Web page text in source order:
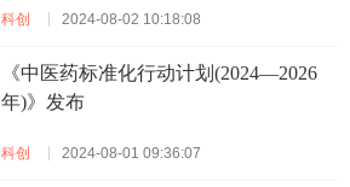
科创 2024-08-02 10:18:08
《中医药标准化行动计划(2024—2026
年)》发布
科创 2024-08-01 09:36:07